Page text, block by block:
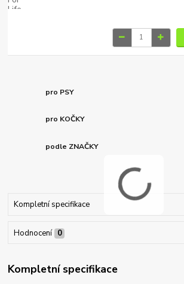
pro PSY
pro KOČKY
podle ZNAČKY
Kompletní specifikace
Hodnocení 0
Kompletní specifikace